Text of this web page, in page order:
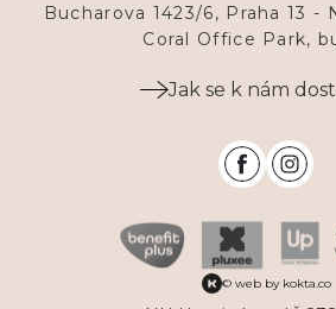
Bucharova 1423/6, Praha 13 -
Coral Office Park,
Jak se k nám
© web by kokta.co